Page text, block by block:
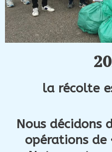
la récolte
Nous décidons
opérations